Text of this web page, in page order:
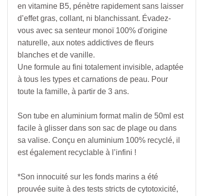
en vitamine B5, pénètre rapidement sans laisser
d’effet gras, collant, ni blanchissant. Évadez-
vous avec sa senteur monoï 100% d'origine
naturelle, aux notes addictives de fleurs
blanches et de vanille.
Une formule au fini totalement invisible, adaptée
à tous les types et carnations de peau. Pour
toute la famille, à partir de 3 ans.
Son tube en aluminium format malin de 50ml est
facile à glisser dans son sac de plage ou dans
sa valise. Conçu en aluminium 100% recyclé, il
est également recyclable à l’infini !
*Son innocuité sur les fonds marins a été
prouvée suite à des tests stricts de cytotoxicité,